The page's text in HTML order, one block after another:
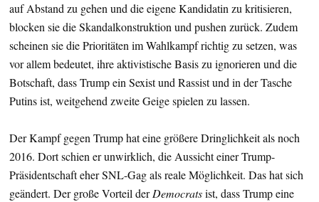
auf Abstand zu gehen und die eigene Kandidatin zu kritisieren,
blocken sie die Skandalkonstruktion und pushen zurück. Zudem
scheinen sie die Prioritäten im Wahlkampf richtig zu setzen, was
vor allem bedeutet, ihre aktivistische Basis zu ignorieren und die
Botschaft, dass Trump ein Sexist und Rassist und in der Tasche
Putins ist, weitgehend zweite Geige spielen zu lassen.
Der Kampf gegen Trump hat eine größere Dringlichkeit als noch
2016. Dort schien er unwirklich, die Aussicht einer Trump-
Präsidentschaft eher SNL-Gag als reale Möglichkeit. Das hat sich
geändert. Der große Vorteil derDemocratsist, dass Trump eine